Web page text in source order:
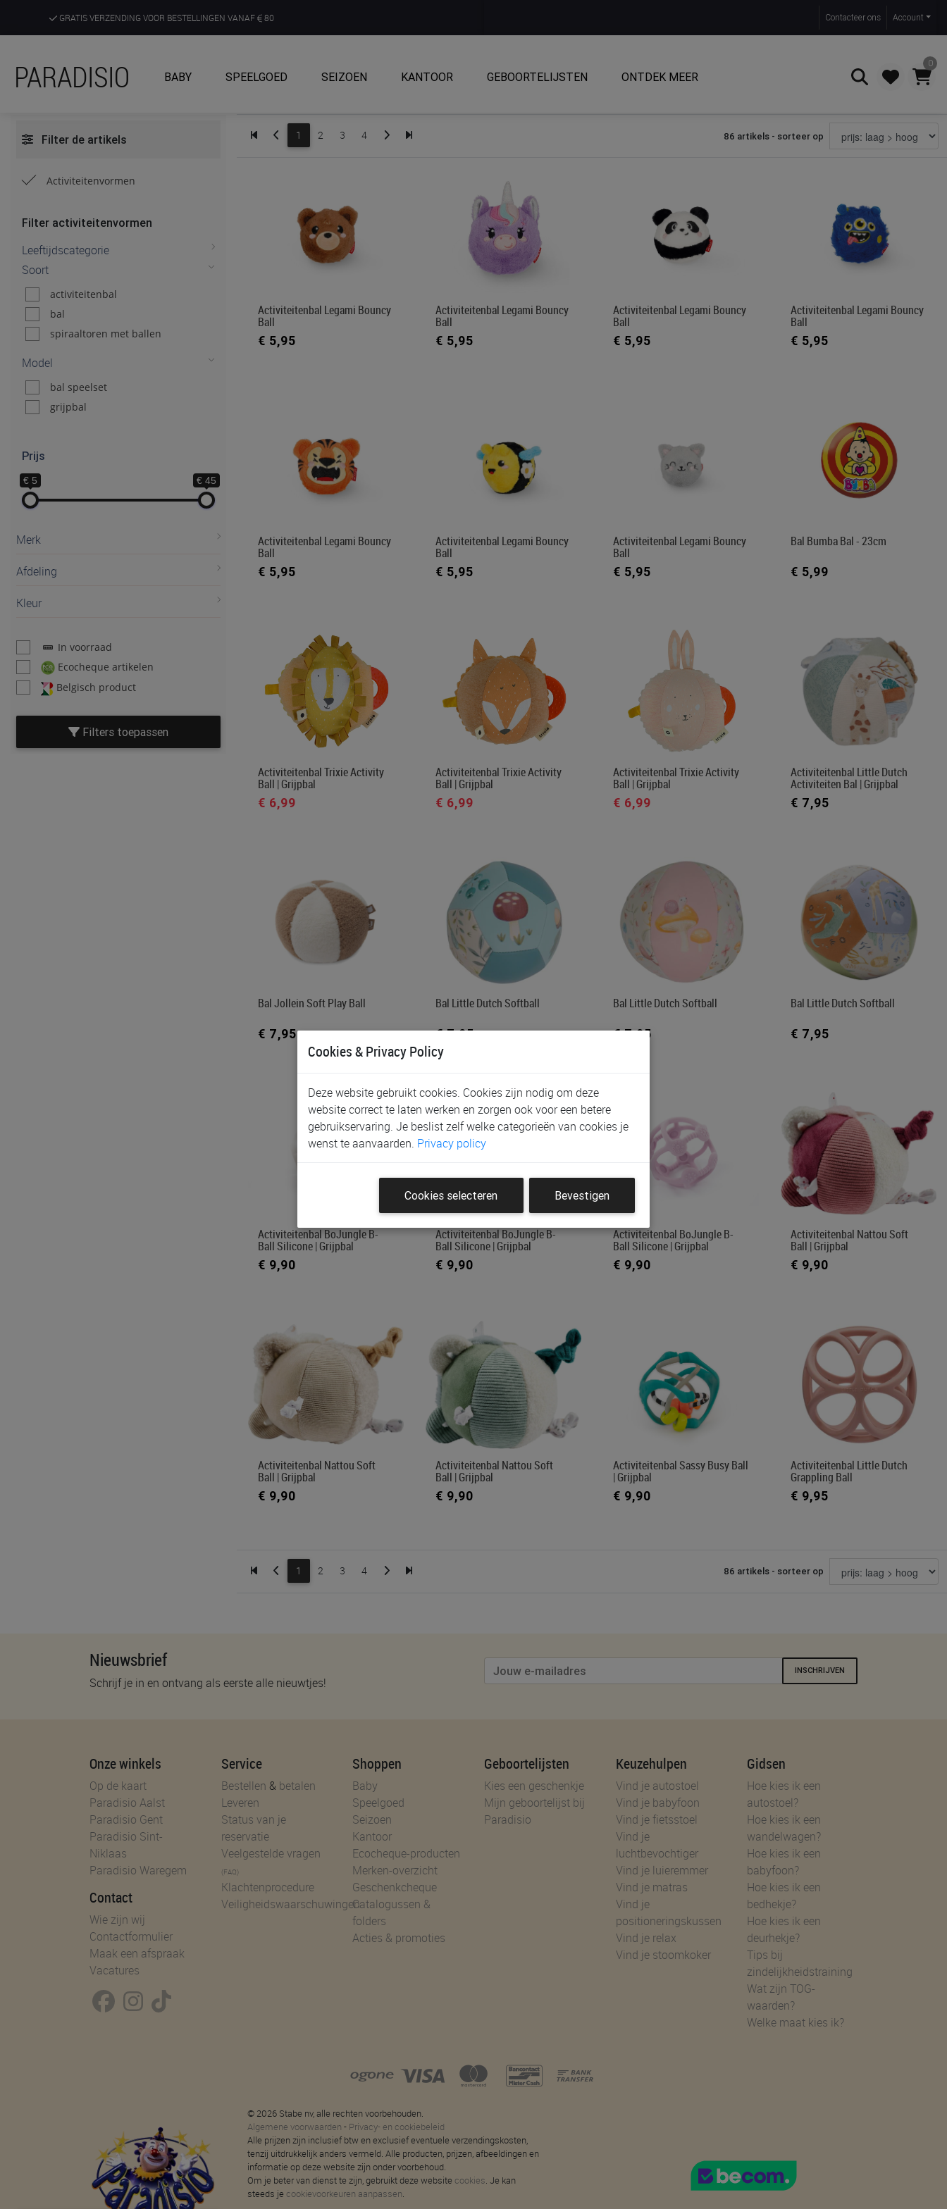
GRATIS VERZENDING VOOR BESTELLINGEN VANAF 80
ONTDEK, BELEEF EN KRIJG ADVIES IN ONZE WINKELS
Contacteer ons Account
PARADISIO BABY SPEELGOED SEIZOEN KANTOOR GEBOORTELIJSTEN ONTDEK MEER
0
Zoeken
Filter de artikels
Activiteitenvormen
Filter activiteitenvormen
Leeftijdscategorie
Soort
activiteitenbal
bal
spiraaltoren met ballen
Model
bal speelset
grijpbal
Prijs
€ 5 € 45
Merk
Afdeling
Kleur
In voorraad
Ecocheque artikelen
Belgisch product
Filters toepassen
1 2 3 4 86 artikels - sorteer op
Activiteitenbal Legami Bouncy
Ball
€ 5,95
Activiteitenbal Legami Bouncy
Ball
€ 5,95
Activiteitenbal Legami Bouncy
Ball
€ 5,95
Activiteitenbal Legami Bouncy
Ball
€ 5,95
Activiteitenbal Legami Bouncy
Ball
€ 5,95
Activiteitenbal Legami Bouncy
Ball
€ 5,95
Activiteitenbal Legami Bouncy
Ball
€ 5,95
Bal Bumba Bal - 23cm
€ 5,99
Activiteitenbal Trixie Activity
Ball | Grijpbal
€ 6,99
Activiteitenbal Trixie Activity
Ball | Grijpbal
€ 6,99
Activiteitenbal Trixie Activity
Ball | Grijpbal
€ 6,99
Activiteitenbal Little Dutch
Activiteiten Bal | Grijpbal
€ 7,95
Bal Jollein Soft Play Ball
€ 7,95
Bal Little Dutch Softball
€ 7,95
Bal Little Dutch Softball
€ 7,95
Bal Little Dutch Softball
€ 7,95
Activiteitenbal BoJungle B-
Ball Silicone | Grijpbal
€ 9,90
Activiteitenbal BoJungle B-
Ball Silicone | Grijpbal
€ 9,90
Activiteitenbal BoJungle B-
Ball Silicone | Grijpbal
€ 9,90
Activiteitenbal Nattou Soft
Ball | Grijpbal
€ 9,90
Activiteitenbal Nattou Soft
Ball | Grijpbal
€ 9,90
Activiteitenbal Nattou Soft
Ball | Grijpbal
€ 9,90
Activiteitenbal Sassy Busy Ball
| Grijpbal
€ 9,90
Activiteitenbal Little Dutch
Grappling Ball
€ 9,95
1 2 3 4 86 artikels - sorteer op
Nieuwsbrief
Schrijf je in en ontvang als eerste alle nieuwtjes!
INSCHRIJVEN
Onze winkels
Op de kaart
Paradisio Aalst
Paradisio Gent
Paradisio Sint-
Niklaas
Paradisio Waregem
Contact
Wie zijn wij
Contactformulier
Maak een afspraak
Vacatures
Service
Bestellen & betalen
Leveren
Status van je
reservatie
Veelgestelde vragen
(FAQ)
Klachtenprocedure
Veiligheidswaarschuwingen
Shoppen
Baby
Speelgoed
Seizoen
Kantoor
Ecocheque-producten
Merken-overzicht
Geschenkcheque
Catalogussen &
folders
Acties & promoties
Geboortelijsten
Kies een geschenkje
Mijn geboortelijst bij
Paradisio
Keuzehulpen
Vind je autostoel
Vind je babyfoon
Vind je fietsstoel
Vind je
luchtbevochtiger
Vind je luieremmer
Vind je matras
Vind je
positioneringskussen
Vind je relax
Vind je stoomkoker
Gidsen
Hoe kies ik een
autostoel?
Hoe kies ik een
wandelwagen?
Hoe kies ik een
babyfoon?
Hoe kies ik een
bedhekje?
Hoe kies ik een
deurhekje?
Tips bij
zindelijkheidstraining
Wat zijn TOG-
waarden?
Welke maat kies ik?
© 2026 Stabe nv, alle rechten voorbehouden.
Algemene voorwaarden - Privacy- en cookiebeleid
Alle prijzen zijn inclusief btw en exclusief eventuele verzendingskosten,
tenzij uitdrukkelijk anders vermeld. Alle producten, prijzen, afbeeldingen en
informatie op deze website zijn onder voorbehoud.
Om je beter van dienst te zijn, gebruikt deze website cookies. Je kan
steeds je cookievoorkeuren aanpassen.
Cookies & Privacy Policy
Deze website gebruikt cookies. Cookies zijn nodig om deze
website correct te laten werken en zorgen ook voor een betere
gebruikservaring. Je beslist zelf welke categorieën van cookies je
wenst te aanvaarden. Privacy policy
Cookies selecteren Bevestigen